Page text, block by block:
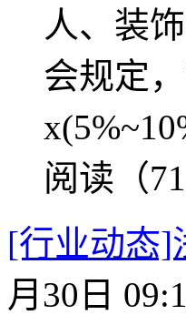
人、装
会规定
阅读（
[行业动态]
月30日